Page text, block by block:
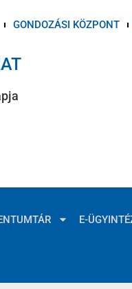
GONDOZÁSI KÖZPONT
E-